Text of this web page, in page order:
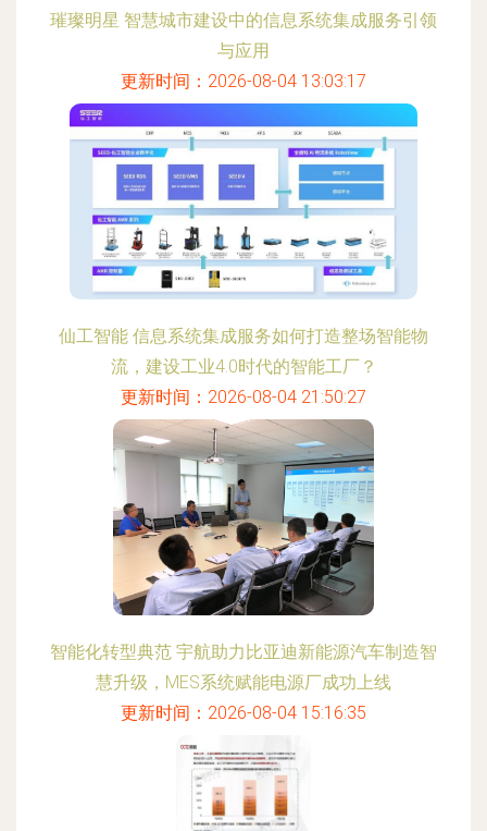
璀璨明星 智慧城市建设中的信息系统集成服务引领
与应用
更新时间：2026-08-04 13:03:17
仙工智能 信息系统集成服务如何打造整场智能物
流，建设工业4.0时代的智能工厂？
更新时间：2026-08-04 21:50:27
智能化转型典范 宇航助力比亚迪新能源汽车制造智
慧升级，MES系统赋能电源厂成功上线
更新时间：2026-08-04 15:16:35